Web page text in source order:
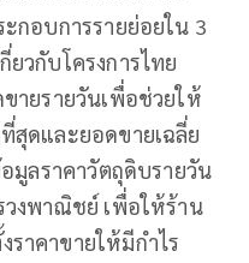
กอบการรายย่อยใน 3
วกับโครงการไทย
ายรายวันเพื่อช่วยให้
สุดและยอดขายเฉลี่ย
มูลราคาวัตถุดิบรายวัน
วงพาณิชย์ เพื่อให้ร้าน
าคาขายให้มีกำไร